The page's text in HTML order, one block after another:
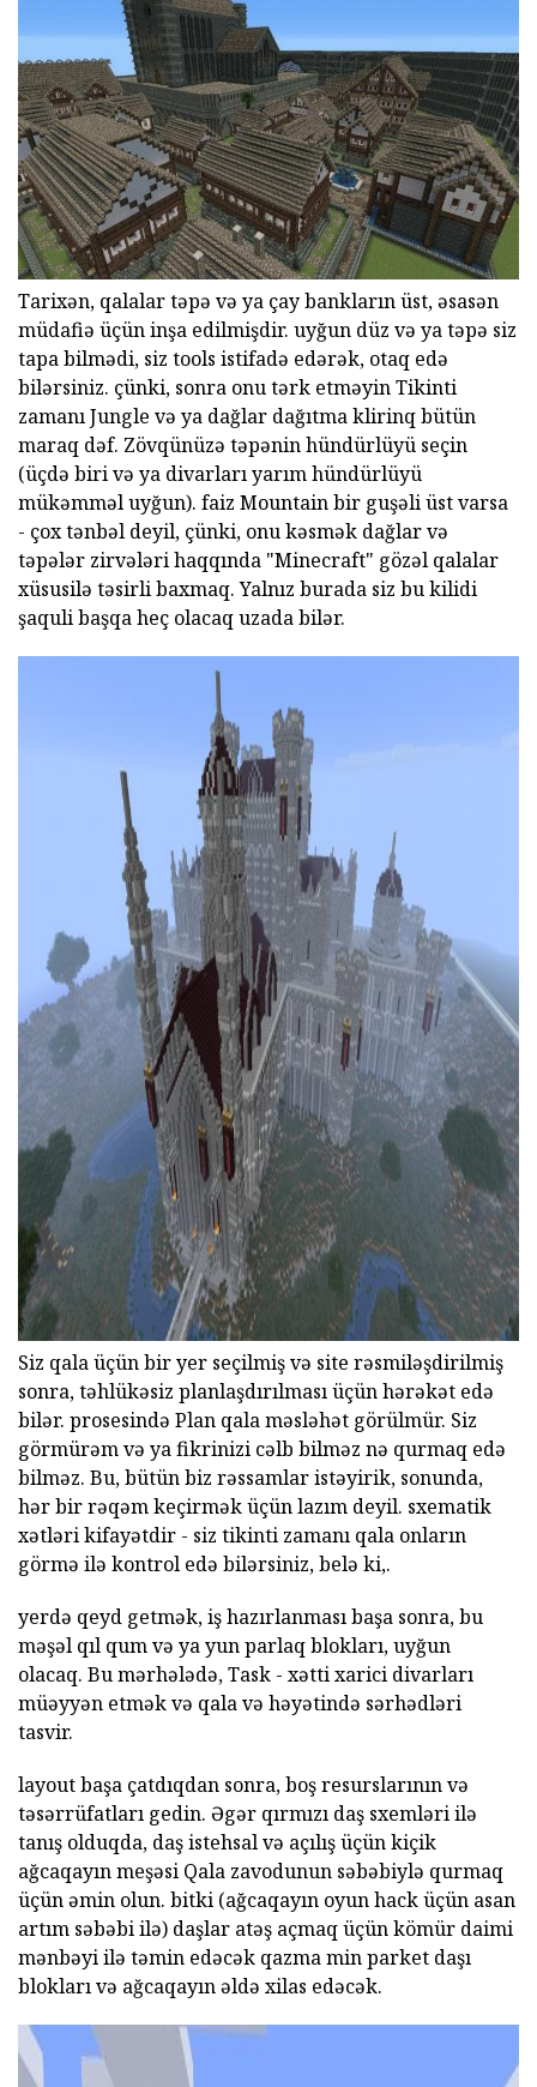
Tarixən, qalalar təpə və ya çay bankların üst, əsasən
müdafiə üçün inşa edilmişdir. uyğun düz və ya təpə siz
tapa bilmədi, siz tools istifadə edərək, otaq edə
bilərsiniz. çünki, sonra onu tərk etməyin Tikinti
zamanı Jungle və ya dağlar dağıtma klirinq bütün
maraq dəf. Zövqünüzə təpənin hündürlüyü seçin
(üçdə biri və ya divarları yarım hündürlüyü
mükəmməl uyğun). faiz Mountain bir guşəli üst varsa
- çox tənbəl deyil, çünki, onu kəsmək dağlar və
təpələr zirvələri haqqında "Minecraft" gözəl qalalar
xüsusilə təsirli baxmaq. Yalnız burada siz bu kilidi
şaquli başqa heç olacaq uzada bilər.
ad
Siz qala üçün bir yer seçilmiş və site rəsmiləşdirilmiş
sonra, təhlükəsiz planlaşdırılması üçün hərəkət edə
bilər. prosesində Plan qala məsləhət görülmür. Siz
görmürəm və ya fikrinizi cəlb bilməz nə qurmaq edə
bilməz. Bu, bütün biz rəssamlar istəyirik, sonunda,
hər bir rəqəm keçirmək üçün lazım deyil. sxematik
xətləri kifayətdir - siz tikinti zamanı qala onların
görmə ilə kontrol edə bilərsiniz, belə ki,.
yerdə qeyd getmək, iş hazırlanması başa sonra, bu
məşəl qıl qum və ya yun parlaq blokları, uyğun
olacaq. Bu mərhələdə, Task - xətti xarici divarları
müəyyən etmək və qala və həyətində sərhədləri
tasvir.
layout başa çatdıqdan sonra, boş resurslarının və
təsərrüfatları gedin. Əgər qırmızı daş sxemləri ilə
tanış olduqda, daş istehsal və açılış üçün kiçik
ağcaqayın meşəsi Qala zavodunun səbəbiylə qurmaq
üçün əmin olun. bitki (ağcaqayın oyun hack üçün asan
artım səbəbi ilə) daşlar atəş açmaq üçün kömür daimi
mənbəyi ilə təmin edəcək qazma min parket daşı
blokları və ağcaqayın əldə xilas edəcək.